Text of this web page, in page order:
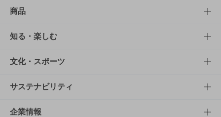
商品
商品TOP
商品一覧
商品発売情報
栄養成分一覧
知る・楽しむ
知る・楽しむTOP
キャンペーン
工場見学
文化・スポーツ
文化・スポーツTOP
サントリーホール
サステナビリティ
サステナビリティTOP
企業情報